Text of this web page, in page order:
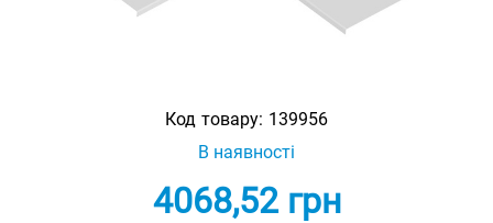
Код товару: 139956
В наявності
4068,52грн